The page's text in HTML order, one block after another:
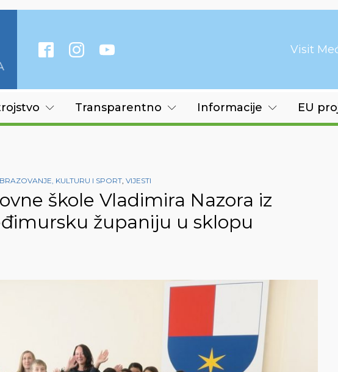
Visit
Transparentno Informacije EU
KULTURU I SPORT, VIJESTI
škole Vladimira Nazora iz
županiju u sklopu